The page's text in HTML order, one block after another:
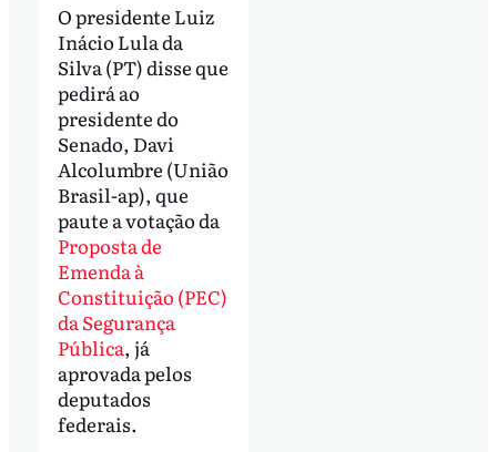
O presidente Luiz
Inácio Lula da
Silva (PT) disse que
pedirá ao
presidente do
Senado, Davi
Alcolumbre (União
Brasil-ap), que
paute a votação da
Proposta de
Emenda à
Constituição (PEC)
da Segurança
Pública, já
aprovada pelos
deputados
federais.